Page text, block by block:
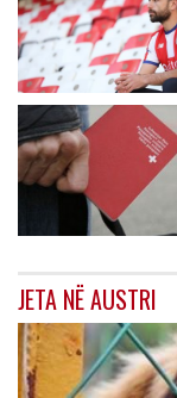
JETA NË AUSTRI